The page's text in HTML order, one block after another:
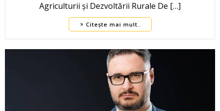
Agriculturii și Dezvoltării Rurale De […]
Citește mai mult..